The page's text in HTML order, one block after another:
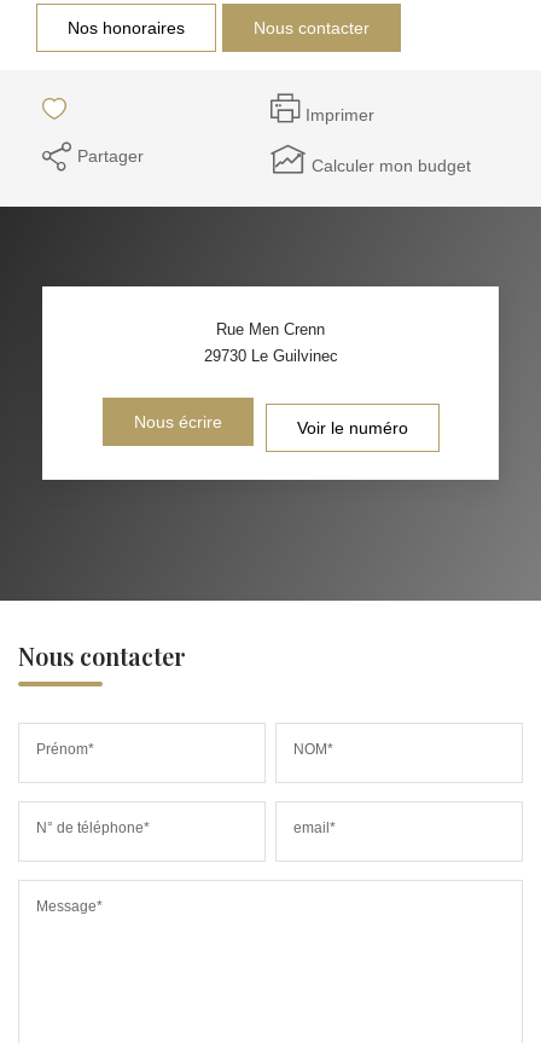
Nos honoraires Nous contacter
Imprimer
Partager Calculer mon budget
Rue Men Crenn
29730 Le Guilvinec
Nous écrire Voir le numéro
Nous contacter
Prénom* NOM*
N° de téléphone* email*
Message*